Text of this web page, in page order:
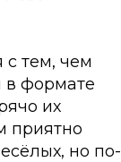
с тем, чем
в формате
их
приятно
но по-